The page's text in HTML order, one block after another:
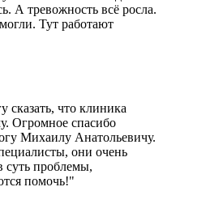
А тревожность всё росла.
Тут работают
сказать, что клиника
Огромное спасибо
Михаилу Анатольевичу.
они очень
суть проблемы,
помочь!"